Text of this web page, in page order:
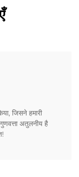
जिसने हमारी
अतुलनीय है